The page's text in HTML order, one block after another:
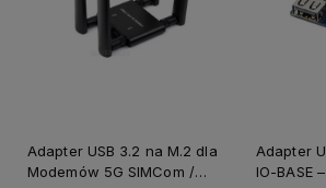
Adapter USB 3.2 na M.2 dla
Modemów 5G SIMCom /
Adapter
IO-BASE